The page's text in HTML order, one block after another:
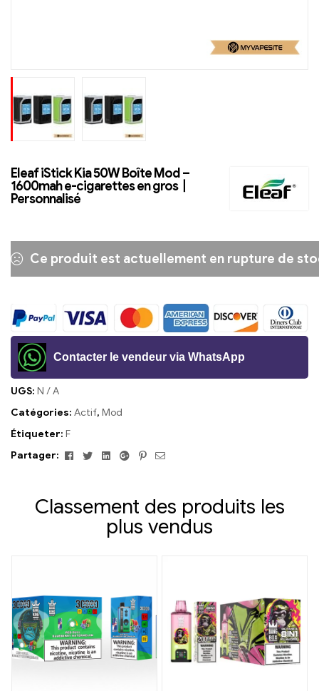
Eleaf iStick Kia 50W Boîte Mod –
1600mah e-cigarettes en gros丨
Personnalisé
Ce produit est actuellement en rupture de
Contacter le vendeur via WhatsApp
UGS: N / A
Catégories: Actif, Mod
Étiqueter: F
Partager:
FacebookTwitterLinkedinGoogle+Pinterest
E-
Classement des produits les
plus vendus